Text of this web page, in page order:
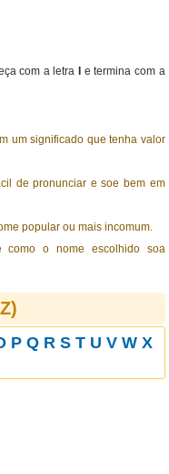
com a letra
e termina com a
um significado que tenha valor
de pronunciar e soe bem em
popular ou mais incomum.
como o nome escolhido soa
P Q R S T U V W X